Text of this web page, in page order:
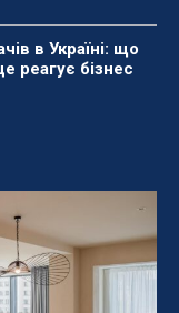
в Україні: що
реагує бізнес